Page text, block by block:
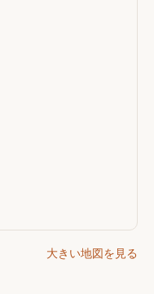
大きい地図を見る